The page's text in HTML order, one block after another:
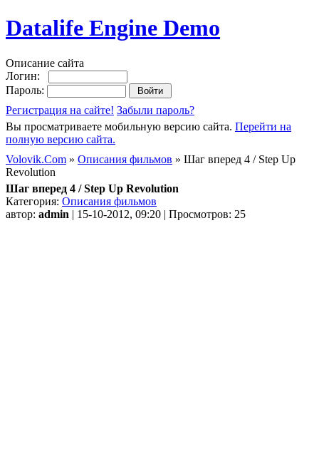
Datalife Engine Demo
Описание сайта
Логин:
Пароль:
Регистрация на сайте! Забыли пароль?
Вы просматриваете мобильную версию сайта. Перейти на
полную версию сайта.
Volovik.Com » Описания фильмов » Шаг вперед 4 / Step Up
Revolution
Шаг вперед 4 / Step Up Revolution
Категория: Описания фильмов
автор: admin | 15-10-2012, 09:20 | Просмотров: 25